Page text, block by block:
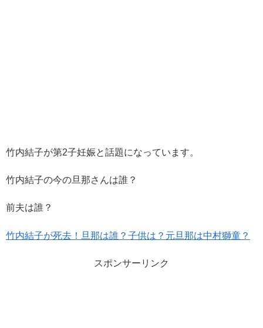
竹内結子が第2子妊娠と話題になっています。
竹内結子の今の旦那さんは誰？
前夫は誰？
竹内結子が死去！旦那は誰？子供は？元旦那は中村獅童？
スポンサーリンク